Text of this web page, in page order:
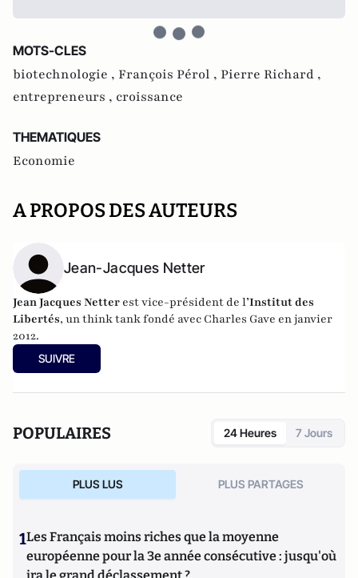
MOTS-CLES
biotechnologie , François Pérol , Pierre Richard ,
entrepreneurs , croissance
THEMATIQUES
Economie
A PROPOS DES AUTEURS
Jean-Jacques Netter
Jean Jacques Netter est vice-président de l’Institut des
Libertés, un think tank fondé avec Charles Gave en janvier
2012.
SUIVRE
POPULAIRES 24 Heures 7 Jours
PLUS LUS PLUS PARTAGES
1Les Français moins riches que la moyenne
européenne pour la 3e année consécutive : jusqu'où
ira le grand déclassement ?